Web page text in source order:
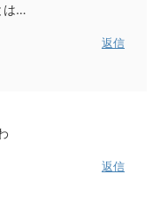
は…
返信
返信